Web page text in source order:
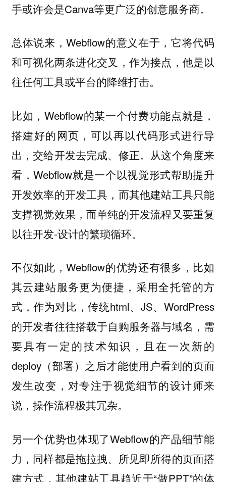
手或许会是Canva等更广泛的创意服务商。
总体说来，Webflow的意义在于，它将代码
和可视化两条进化交叉，作为接点，他是以
往任何工具或平台的降维打击。
比如，Webflow的某一个付费功能点就是，
搭建好的网页，可以再以代码形式进行导
出，交给开发去完成、修正。从这个角度来
看，Webflow就是一个以视觉形式帮助提升
开发效率的开发工具，而其他建站工具只能
支撑视觉效果，而单纯的开发流程又要重复
以往开发-设计的繁琐循环。
不仅如此，Webflow的优势还有很多，比如
其云建站服务更为便捷，采用全托管的方
式，作为对比，传统html、JS、WordPress
的开发者往往搭载于自购服务器与域名，需
要具有一定的技术知识，且在一次新的
deploy（部署）之后才能使用户看到的页面
发生改变，对专注于视觉细节的设计师来
说，操作流程极其冗杂。
另一个优势也体现了Webflow的产品细节能
力，同样都是拖拉拽、所见即所得的页面搭
建方式，其他建站工具趋近于“做PPT”的体